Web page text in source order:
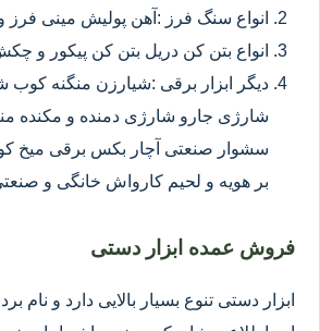
انواع سنگ فرز :آهن پولیش مینی فرز
انواع بتن کن دریل بتن کن پیکور و
دیگر ابزار برقی :شیارزن منگنه
شارژی جارو شارژی دمنده و مکنده
سشوار صنعتی آچار بکس برقی میخ
بر هویه و لحیم کارواش خانگی و
فروش عمده ابزار دستی
ابزار دستی تنوع بسیار بالایی دارد و نام